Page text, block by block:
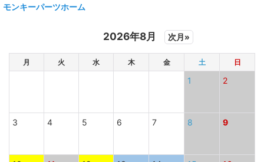
モンキーパーツホーム
2026年8月 次月»
月 火 水 木 金 土 日
1 2
3 4 5 6 7 8 9